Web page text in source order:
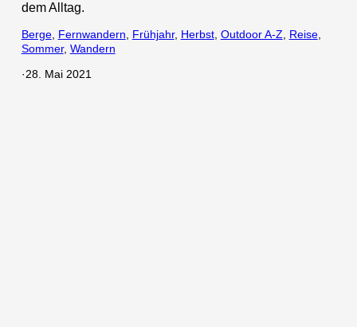
dem Alltag.
Berge, Fernwandern, Frühjahr, Herbst, Outdoor A-Z, Reise
Sommer, Wandern
·28. Mai 2021